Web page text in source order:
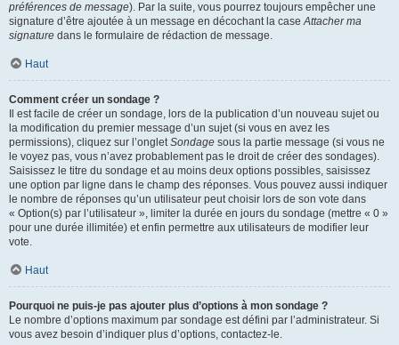
préférences de message). Par la suite, vous pourrez toujours empêcher une
signature d’être ajoutée à un message en décochant la caseAttacher ma
signature dans le formulaire de rédaction de message.
Haut
Comment créer un sondage ?
Il est facile de créer un sondage, lors de la publication d’un nouveau sujet ou
la modification du premier message d’un sujet (si vous en avez les
permissions), cliquez sur l’ongletSondage sous la partie message (si vous ne
le voyez pas, vous n’avez probablement pas le droit de créer des sondages).
Saisissez le titre du sondage et au moins deux options possibles, saisissez
une option par ligne dans le champ des réponses. Vous pouvez aussi indiquer
le nombre de réponses qu’un utilisateur peut choisir lors de son vote dans
« Option(s) par l’utilisateur », limiter la durée en jours du sondage (mettre « 0 »
pour une durée illimitée) et enfin permettre aux utilisateurs de modifier leur
vote.
Haut
Pourquoi ne puis-je pas ajouter plus d’options à mon sondage ?
Le nombre d’options maximum par sondage est défini par l’administrateur. Si
vous avez besoin d’indiquer plus d’options, contactez-le.